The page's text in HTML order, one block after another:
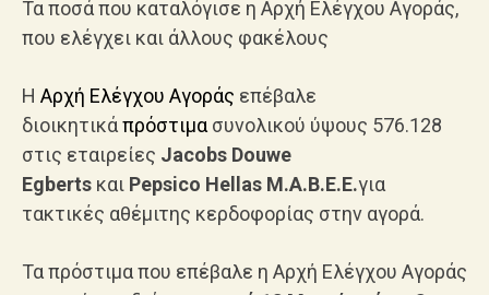
Τα ποσά που καταλόγισε η Αρχή Ελέγχου Αγοράς,
που ελέγχει και άλλους φακέλους
Η Αρχή Ελέγχου Αγοράς επέβαλε
διοικητικάπρόστιμασυνολικού ύψους 576.128
στις εταιρείες Jacobs Douwe
Egberts και Pepsico Hellas Μ.Α.Β.Ε.Ε.για
τακτικές αθέμιτης κερδοφορίας στην αγορά.
Τα πρόστιμα που επέβαλε η Αρχή Ελέγχου Αγοράς